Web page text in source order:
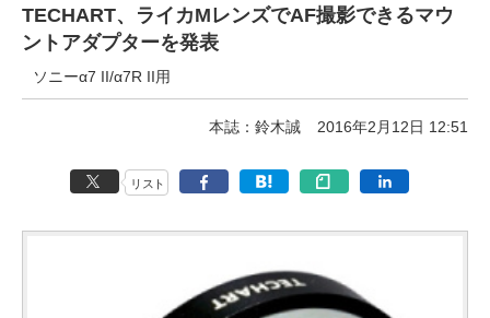
TECHART、ライカMレンズでAF撮影できるマウ
ントアダプターを発表
ソニーα7 II/α7R II用
本誌：鈴木誠 2016年2月12日 12:51
リスト